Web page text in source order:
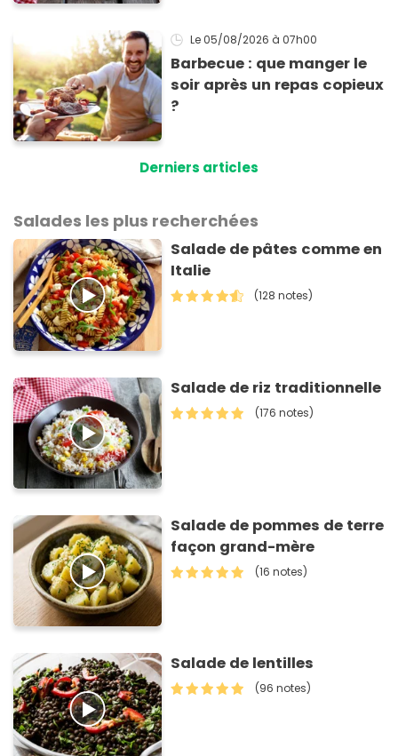
Le 05/08/2026 à 07h00
Barbecue : que manger le
soir après un repas copieux
?
Derniers articles
Salades les plus recherchées
Salade de pâtes comme en
Italie
(128 notes)
Salade de riz traditionnelle
(176 notes)
Salade de pommes de terre
façon grand-mère
(16 notes)
Salade de lentilles
(96 notes)